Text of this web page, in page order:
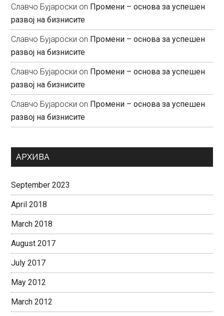
Славчо Бујароски on Промени – основа за успешен
развој на бизнисите
Славчо Бујароски on Промени – основа за успешен
развој на бизнисите
Славчо Бујароски on Промени – основа за успешен
развој на бизнисите
Славчо Бујароски on Промени – основа за успешен
развој на бизнисите
АРХИВА
September 2023
April 2018
March 2018
August 2017
July 2017
May 2012
March 2012